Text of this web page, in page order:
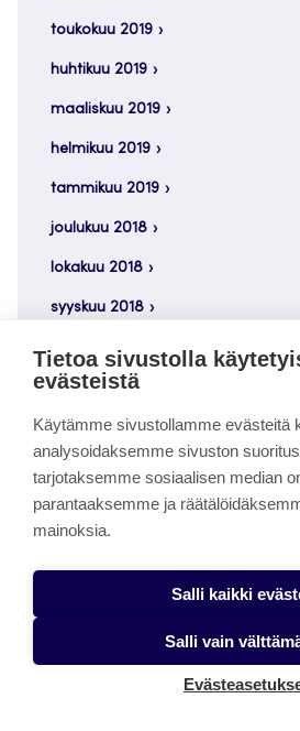
toukokuu 2019
huhtikuu 2019
maaliskuu 2019
helmikuu 2019
tammikuu 2019
joulukuu 2018
lokakuu 2018
syyskuu 2018
elokuu 2018
heinäkuu 2018
kesäkuu 2018
huhtikuu 2018
Tietoa sivustolla
evästeistä
Käytämme sivustollamme evästeitä
analysoidaksemme sivuston
tarjotaksemme sosiaalisen median
parantaaksemme ja
mainoksia.
Salli kaikki
Salli vain